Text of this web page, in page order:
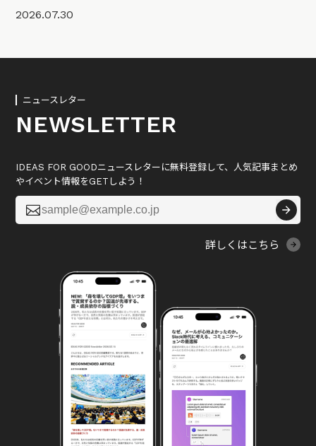
2026.07.30
ニュースレター
NEWSLETTER
IDEAS FOR GOODニュースレターに無料登録して、人気記事まとめ
やイベント情報をGETしよう！

詳しくはこちら